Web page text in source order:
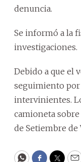
denuncia.
Se informó a la
investigaciones.
Debido a que el
seguimiento por
intervinientes.
camioneta
de Setiembre de